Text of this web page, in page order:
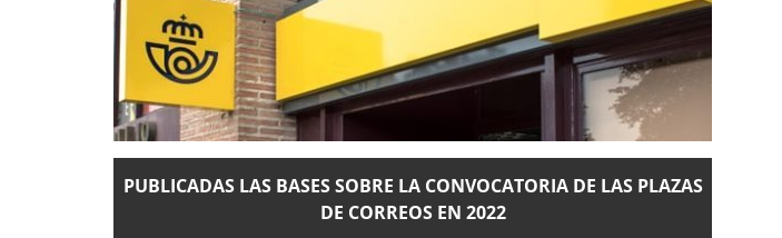
PUBLICADAS LAS BASES SOBRE LA CONVOCATORIA DE LAS PLAZAS
DE CORREOS EN 2022